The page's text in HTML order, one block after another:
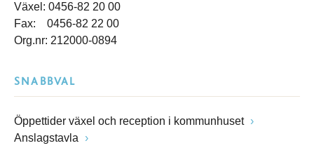
Växel: 0456-82 20 00
Fax: 0456-82 22 00
Org.nr: 212000-0894
SNABBVAL
Öppettider växel och reception i kommunhuset
Anslagstavla